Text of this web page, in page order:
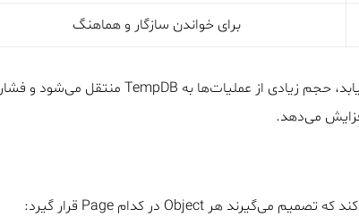
برای خواندن سازگار و هماهنگ
اگر حجم Queryها بالا باشد یا Memory کافی تخصیص نیابد، حجم زیادی از عملیات‌ها به TempDB منتقل می‌شود و فشار